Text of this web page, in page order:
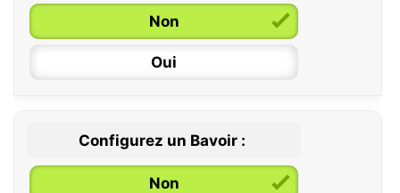
6 / 12 mois
12 / 18 mois
Non
Oui
Configurez un Bavoir :
Non